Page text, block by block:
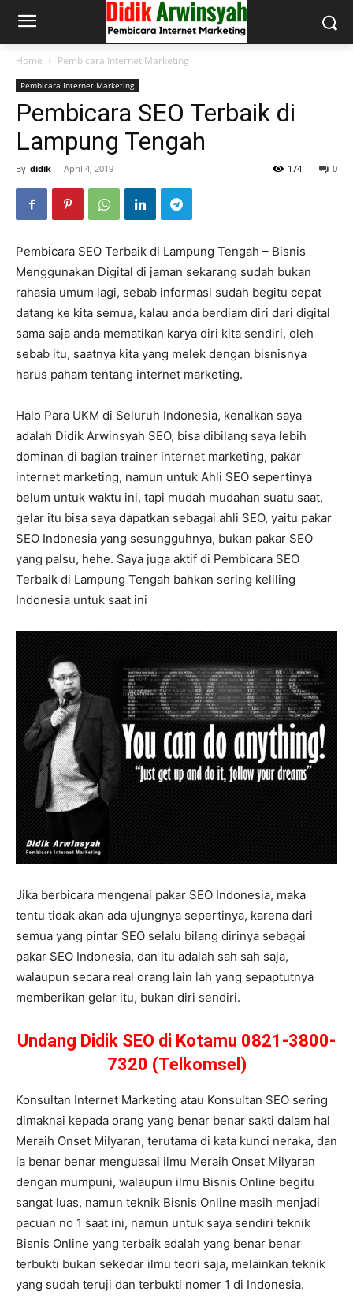
Home Pembicara Internet Marketing
Pembicara Internet Marketing
Pembicara SEO Terbaik di
Lampung Tengah
By didik - April 4, 2019 0
174
Pembicara SEO Terbaik di Lampung Tengah – Bisnis
Menggunakan Digital di jaman sekarang sudah bukan
rahasia umum lagi, sebab informasi sudah begitu cepat
datang ke kita semua, kalau anda berdiam diri dari digital
sama saja anda mematikan karya diri kita sendiri, oleh
sebab itu, saatnya kita yang melek dengan bisnisnya
harus paham tentang internet marketing.
Halo Para UKM di Seluruh Indonesia, kenalkan saya
adalah Didik Arwinsyah SEO, bisa dibilang saya lebih
dominan di bagian trainer internet marketing, pakar
internet marketing, namun untuk Ahli SEO sepertinya
belum untuk waktu ini, tapi mudah mudahan suatu saat,
gelar itu bisa saya dapatkan sebagai ahli SEO, yaitu pakar
SEO Indonesia yang sesungguhnya, bukan pakar SEO
yang palsu, hehe. Saya juga aktif di Pembicara SEO
Terbaik di Lampung Tengah bahkan sering keliling
Indonesia untuk saat ini
Jika berbicara mengenai pakar SEO Indonesia, maka
tentu tidak akan ada ujungnya sepertinya, karena dari
semua yang pintar SEO selalu bilang dirinya sebagai
pakar SEO Indonesia, dan itu adalah sah sah saja,
walaupun secara real orang lain lah yang sepaptutnya
memberikan gelar itu, bukan diri sendiri.
Undang Didik SEO di Kotamu 0821-3800-
7320 (Telkomsel)
Konsultan Internet Marketing atau Konsultan SEO sering
dimaknai kepada orang yang benar benar sakti dalam hal
Meraih Onset Milyaran, terutama di kata kunci neraka, dan
ia benar benar menguasai ilmu Meraih Onset Milyaran
dengan mumpuni, walaupun ilmu Bisnis Online begitu
sangat luas, namun teknik Bisnis Online masih menjadi
pacuan no 1 saat ini, namun untuk saya sendiri teknik
Bisnis Online yang terbaik adalah yang benar benar
terbukti bukan sekedar ilmu teori saja, melainkan teknik
yang sudah teruji dan terbukti nomer 1 di Indonesia.